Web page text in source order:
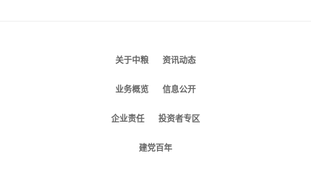
关于中粮 资讯动态
业务概览 信息公开
企业责任 投资者专区
建党百年